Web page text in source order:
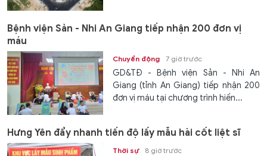
Bệnh viện Sản - Nhi An Giang tiếp nhận 200 đơn vị
máu
Chuyển động 7 giờ trước
GD&TĐ - Bệnh viện Sản - Nhi An
Giang (tỉnh An Giang) tiếp nhận 200
đơn vị máu tại chương trình hiến...
Hưng Yên đẩy nhanh tiến độ lấy mẫu hài cốt liệt sĩ
Thời sự 8 giờ trước